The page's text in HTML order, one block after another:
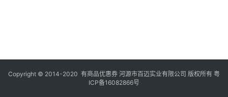
Copyright © 2014-2020 有商品优惠券 河源市百迈实业有限公司 版权所有 粤
ICP备16082866号